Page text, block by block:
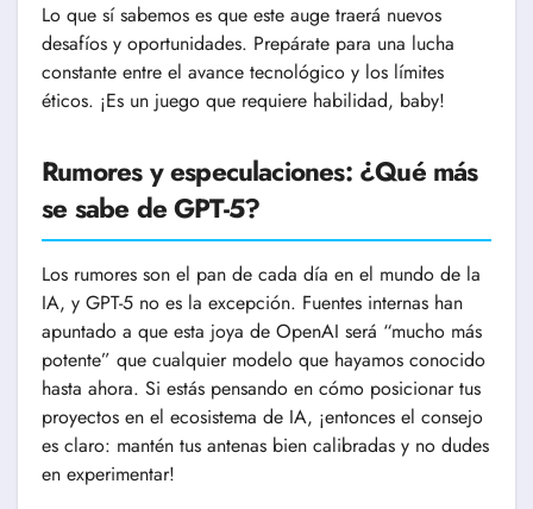
Lo que sí sabemos es que este auge traerá nuevos
desafíos y oportunidades. Prepárate para una lucha
constante entre el avance tecnológico y los límites
éticos. ¡Es un juego que requiere habilidad, baby!
Rumores y especulaciones: ¿Qué más
se sabe de GPT-5?
Los rumores son el pan de cada día en el mundo de la
IA, y GPT-5 no es la excepción. Fuentes internas han
apuntado a que esta joya de OpenAI será “mucho más
potente” que cualquier modelo que hayamos conocido
hasta ahora. Si estás pensando en cómo posicionar tus
proyectos en el ecosistema de IA, ¡entonces el consejo
es claro: mantén tus antenas bien calibradas y no dudes
en experimentar!